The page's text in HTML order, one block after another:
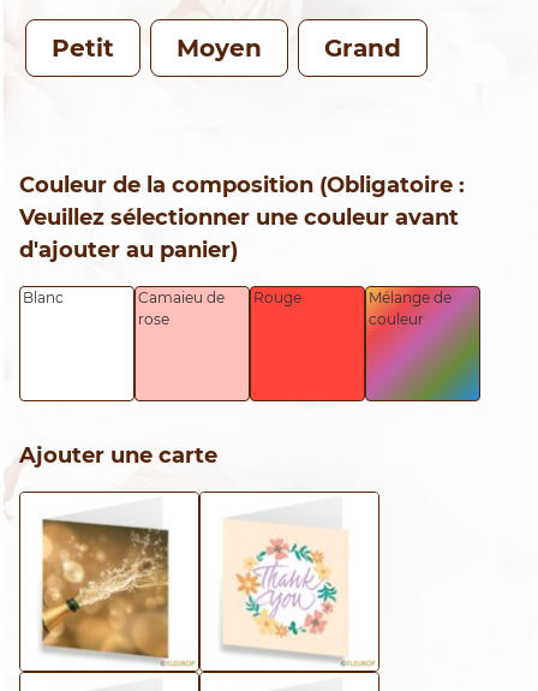
Petit Moyen Grand
Couleur de la composition (Obligatoire :
Veuillez sélectionner une couleur avant
d'ajouter au panier)
Blanc
Camaieu de
rose
Rouge
Mélange de
couleur
Ajouter une carte